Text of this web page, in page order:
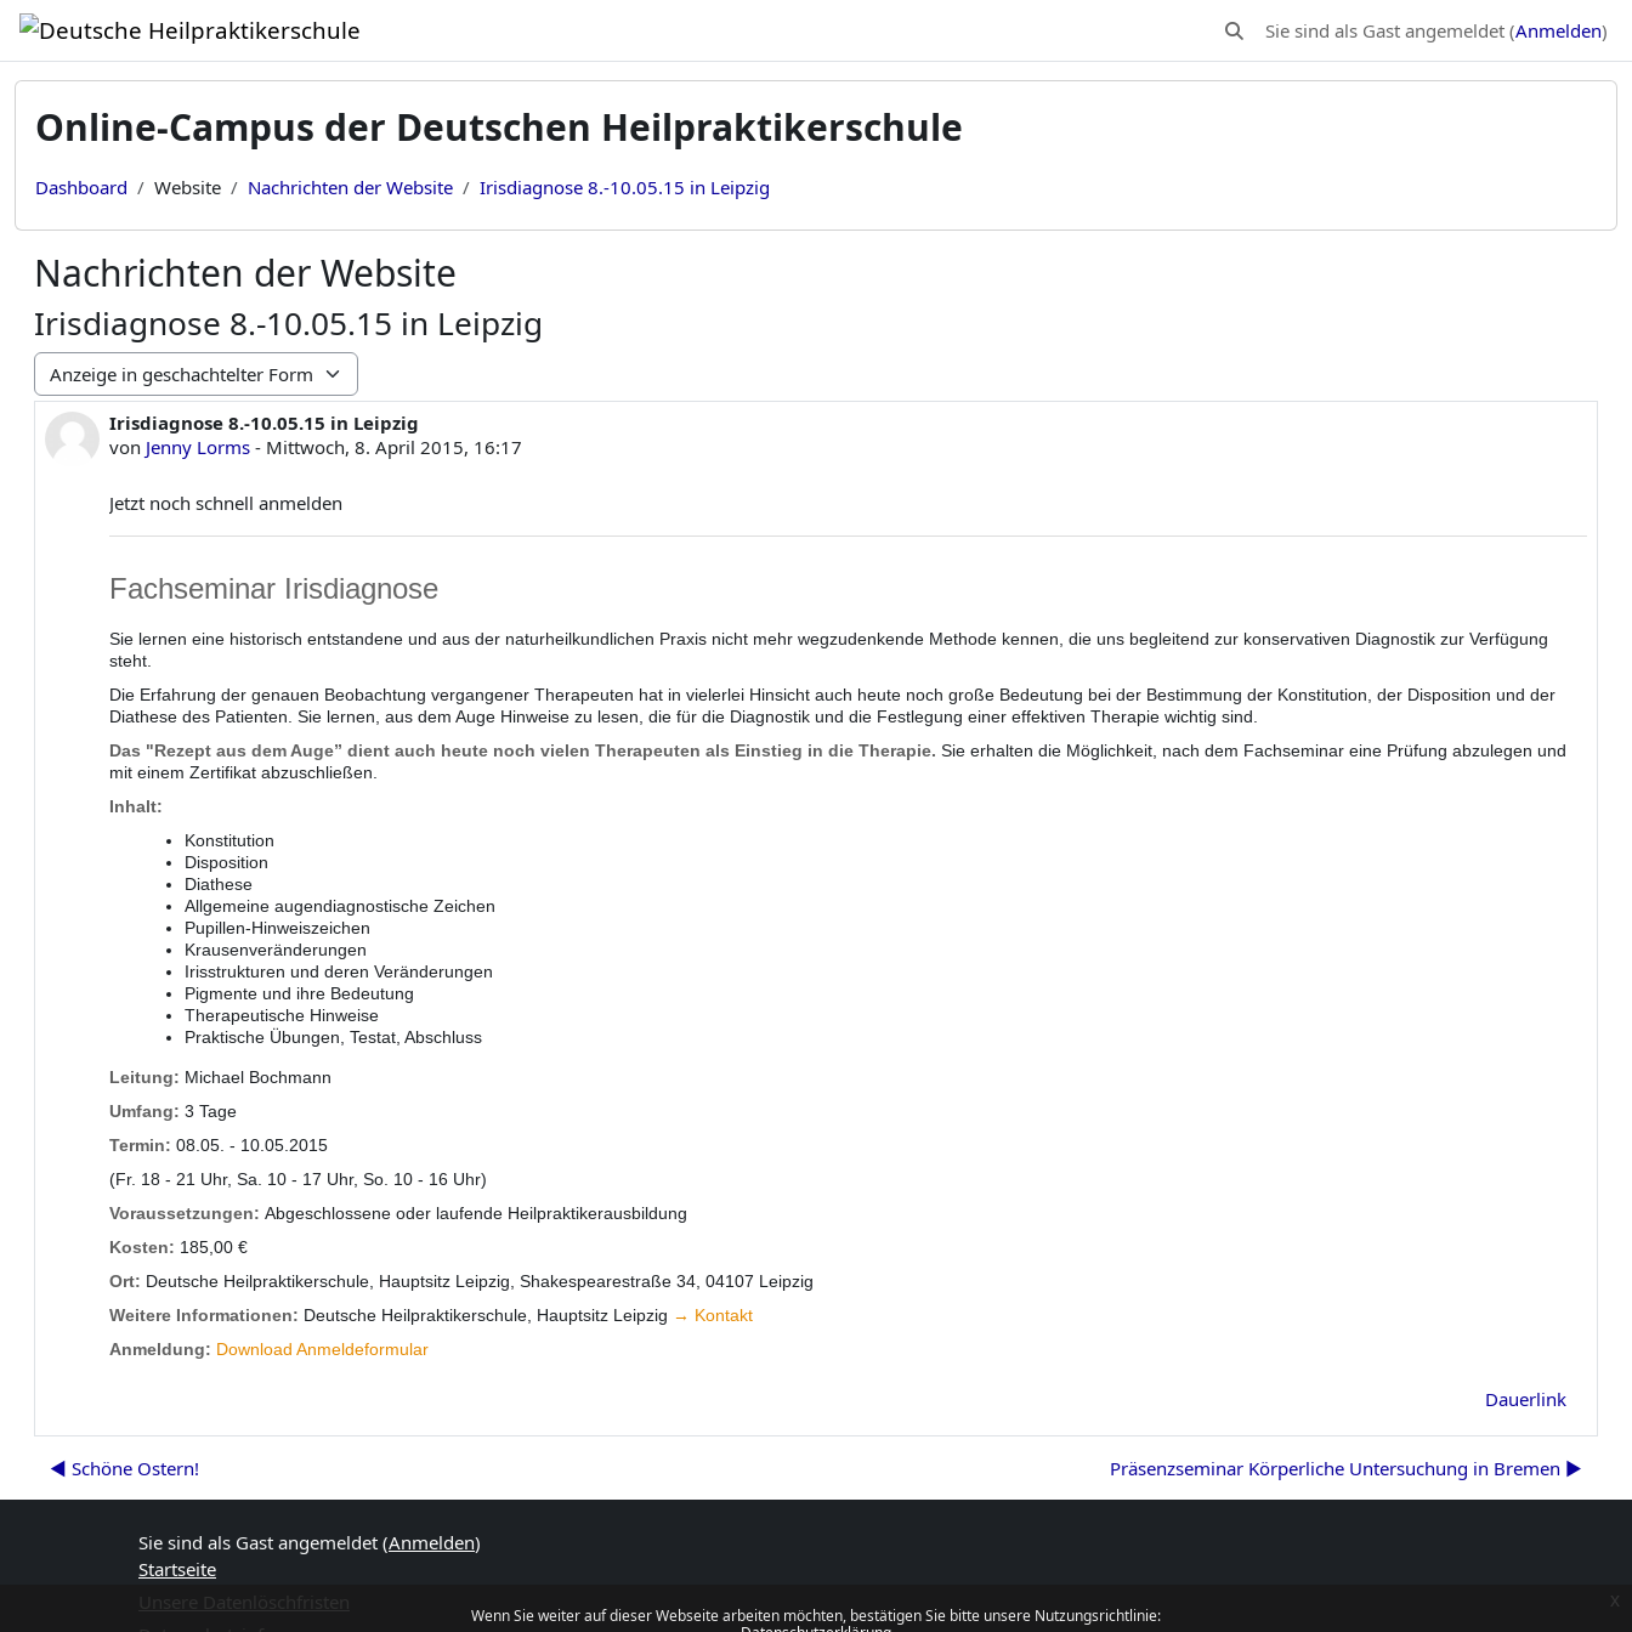
Zum Hauptinhalt
Wenn Sie weiter auf dieser Webseite arbeiten möchten, bestätigen Sie bitte unsere Nutzungsrichtlinie:
x
Sucheingabe umschalten
Sie sind als Gast angemeldet (Anmelden)
Online-Campus der Deutschen Heilpraktikerschule
Dashboard Website Nachrichten der Website Irisdiagnose 8.-10.05.15 in Leipzig
Nachrichten der Website
Irisdiagnose 8.-10.05.15 in Leipzig
Anzeigemodus
Irisdiagnose 8.-10.05.15 in Leipzig
von Jenny Lorms - Mittwoch, 8. April 2015, 16:17
Anzahl Antworten: 0
Jetzt noch schnell anmelden
Fachseminar Irisdiagnose
Sie lernen eine historisch entstandene und aus der naturheilkundlichen Praxis nicht mehr wegzudenkende Methode kennen, die uns begleitend zur konservativen Diagnostik zur Verfügung
steht.
Die Erfahrung der genauen Beobachtung vergangener Therapeuten hat in vielerlei Hinsicht auch heute noch große Bedeutung bei der Bestimmung der Konstitution, der Disposition und der
Diathese des Patienten. Sie lernen, aus dem Auge Hinweise zu lesen, die für die Diagnostik und die Festlegung einer effektiven Therapie wichtig sind.
Das "Rezept aus dem Auge” dient auch heute noch vielen Therapeuten als Einstieg in die Therapie. Sie erhalten die Möglichkeit, nach dem Fachseminar eine Prüfung abzulegen und
mit einem Zertifikat abzuschließen.
Inhalt:
Konstitution
Disposition
Diathese
Allgemeine augendiagnostische Zeichen
Pupillen-Hinweiszeichen
Krausenveränderungen
Irisstrukturen und deren Veränderungen
Pigmente und ihre Bedeutung
Therapeutische Hinweise
Praktische Übungen, Testat, Abschluss
Leitung: Michael Bochmann
Umfang: 3 Tage
Termin: 08.05. - 10.05.2015
(Fr. 18 - 21 Uhr, Sa. 10 - 17 Uhr, So. 10 - 16 Uhr)
Voraussetzungen: Abgeschlossene oder laufende Heilpraktikerausbildung
Kosten: 185,00 €
Ort: Deutsche Heilpraktikerschule, Hauptsitz Leipzig, Shakespearestraße 34, 04107 Leipzig
Weitere Informationen: Deutsche Heilpraktikerschule, Hauptsitz Leipzig → Kontakt
Anmeldung: Download Anmeldeformular
Dauerlink
◀︎ Schöne Ostern! Präsenzseminar Körperliche Untersuchung in Bremen ▶︎
Sie sind als Gast angemeldet (Anmelden)
Startseite